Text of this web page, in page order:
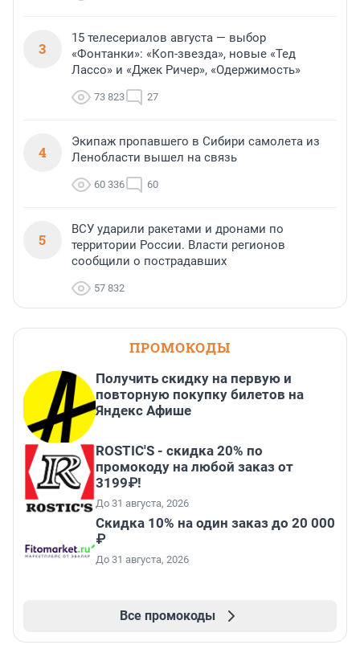
3
15 телесериалов августа — выбор
«Фонтанки»: «Коп-звезда», новые «Тед
Лассо» и «Джек Ричер», «Одержимость»
73 823 27
4
Экипаж пропавшего в Сибири самолета из
Ленобласти вышел на связь
60 336 60
5
ВСУ ударили ракетами и дронами по
территории России. Власти регионов
сообщили о пострадавших
57 832
ПРОМОКОДЫ
Получить скидку на первую и
повторную покупку билетов на
Яндекс Афише
ROSTIC'S - скидка 20% по
промокоду на любой заказ от
3199₽!
До 31 августа, 2026
Скидка 10% на один заказ до 20 000
₽
До 31 августа, 2026
Все промокоды